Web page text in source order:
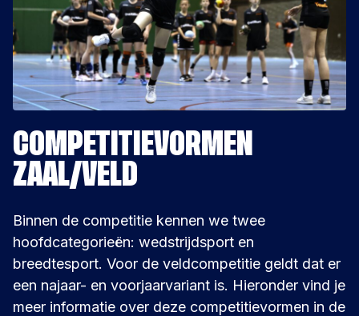
COMPETITIEVORMEN
ZAAL/VELD
Binnen de competitie kennen we twee
hoofdcategorieën: wedstrijdsport en
breedtesport. Voor de veldcompetitie geldt dat er
een najaar- en voorjaarvariant is. Hieronder vind je
meer informatie over deze competitievormen in de